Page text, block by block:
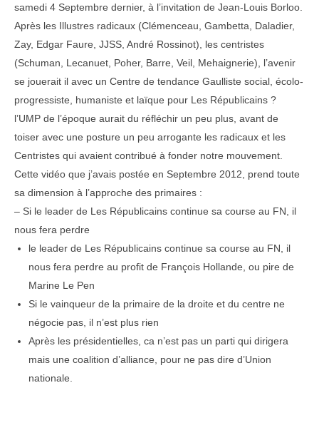
samedi 4 Septembre dernier, à l’invitation de Jean-Louis Borloo.
Après les Illustres radicaux (Clémenceau, Gambetta, Daladier,
Zay, Edgar Faure, JJSS, André Rossinot), les centristes
(Schuman, Lecanuet, Poher, Barre, Veil, Mehaignerie), l’avenir
se jouerait il avec un Centre de tendance Gaulliste social, écolo-
progressiste, humaniste et laïque pour Les Républicains ?
l’UMP de l’époque aurait du réfléchir un peu plus, avant de
toiser avec une posture un peu arrogante les radicaux et les
Centristes qui avaient contribué à fonder notre mouvement.
Cette vidéo que j’avais postée en Septembre 2012, prend toute
sa dimension à l’approche des primaires :
– Si le leader de Les Républicains continue sa course au FN, il
nous fera perdre
le leader de Les Républicains continue sa course au FN, il
nous fera perdre au profit de François Hollande, ou pire de
Marine Le Pen
Si le vainqueur de la primaire de la droite et du centre ne
négocie pas, il n’est plus rien
Après les présidentielles, ca n’est pas un parti qui dirigera
mais une coalition d’alliance, pour ne pas dire d’Union
nationale.